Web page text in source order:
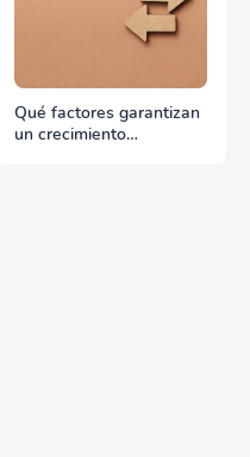
Qué factores garantizan
un crecimiento